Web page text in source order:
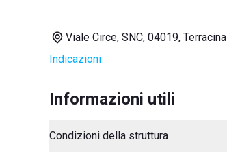
Viale Circe, SNC, 04019, Terracina
Indicazioni
Informazioni utili
Condizioni della struttura